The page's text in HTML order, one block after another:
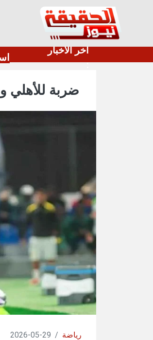
أخر الأخبار
:
لتعزيز ترسانتها بعد استنزافها
ضربة للأهلي
رياضة /
29-05-2026